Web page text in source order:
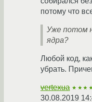
потому что
Уже потом
ядра?
Любой код,
убрать.
vertexua
30.08.2019